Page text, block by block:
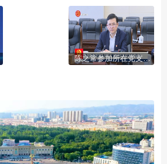
陈之常参加所在党支部2025年度组织生活会